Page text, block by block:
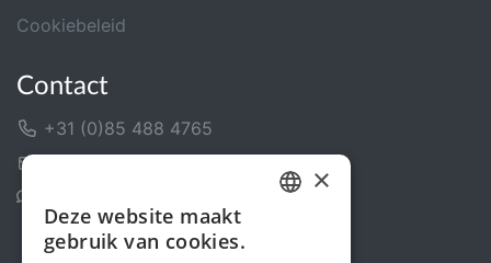
Cookiebeleid
Contact
+31 (0)85 488 4765
×
Deze website maakt
gebruik van cookies.